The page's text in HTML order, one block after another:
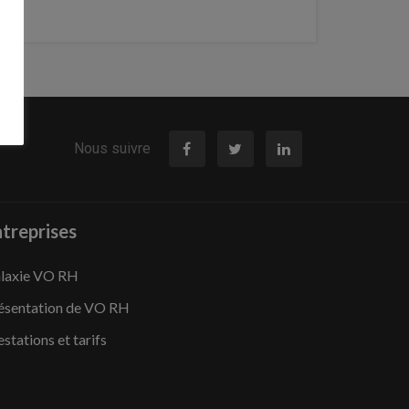
Nous suivre
VO RH
de VO RH
et tarifs